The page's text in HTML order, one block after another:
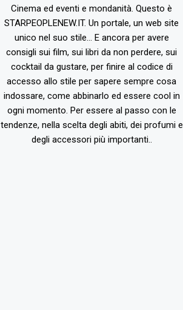
Cinema ed eventi e mondanità. Questo è
STARPEOPLENEW.IT. Un portale, un web site
unico nel suo stile... E ancora per avere
consigli sui film, sui libri da non perdere, sui
cocktail da gustare, per finire al codice di
accesso allo stile per sapere sempre cosa
indossare, come abbinarlo ed essere cool in
ogni momento. Per essere al passo con le
tendenze, nella scelta degli abiti, dei profumi e
degli accessori più importanti..